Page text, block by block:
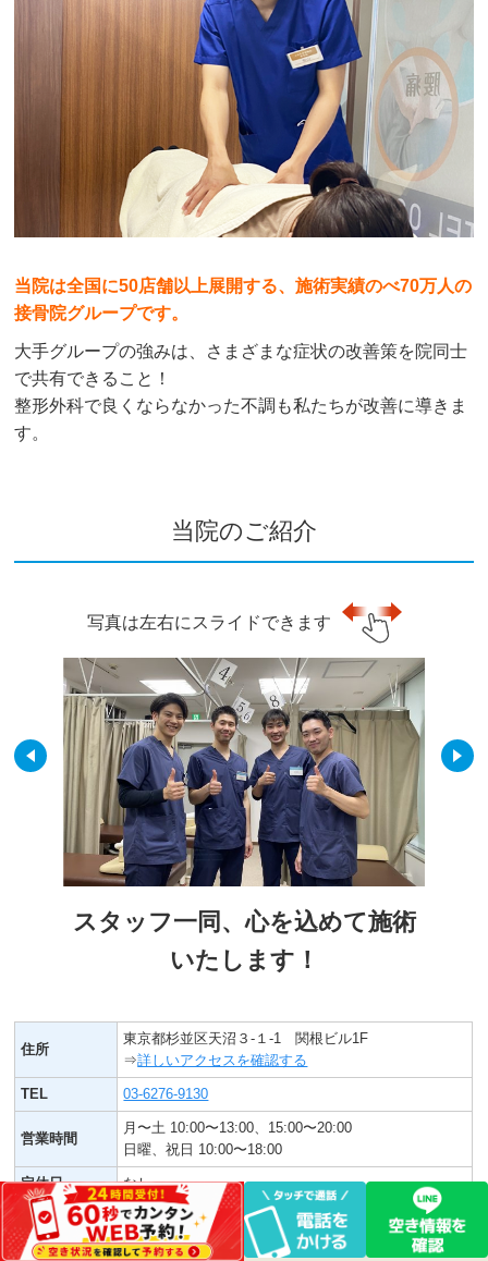
当院は全国に50店舗以上展開する、施術実績のべ70万人の
接骨院グループです。
大手グループの強みは、さまざまな症状の改善策を院同士
で共有できること！
整形外科で良くならなかった不調も私たちが改善に導きま
す。
当院のご紹介
写真は左右にスライドできます
スタッフ一同、心を込めて施術
いたします！
住所
東京都杉並区天沼３-１-1 関根ビル1F
⇒詳しいアクセスを確認する
TEL 03-6276-9130
営業時間
月〜土 10:00〜13:00、15:00〜20:00
日曜、祝日 10:00〜18:00
定休日 なし